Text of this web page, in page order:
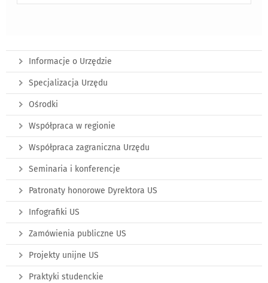
Informacje o Urzędzie
Specjalizacja Urzędu
Ośrodki
Współpraca w regionie
Współpraca zagraniczna Urzędu
Seminaria i konferencje
Patronaty honorowe Dyrektora US
Infografiki US
Zamówienia publiczne US
Projekty unijne US
Praktyki studenckie